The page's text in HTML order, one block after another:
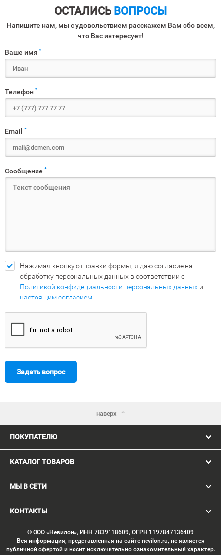
ОСТАЛИСЬ ВОПРОСЫ
Напишите нам, мы с удовольствием расскажем Вам обо всем,
что Вас интересует!
Ваше имя *
Телефон *
Email *
Сообщение *
Нажимая кнопку отправки формы, я даю согласие на
обработку персональных данных в соответствии с
Политикой конфидециальности персональных данных и
настоящим согласием
Задать вопрос
наверх
ПОКУПАТЕЛЮ
КАТАЛОГ ТОВАРОВ
МЫ В СЕТИ
КОНТАКТЫ
© ООО «Невилон», ИНН 7839118609, ОГРН 1197847136409
Вся информация, представленная на сайте nevilon.ru, не является
публичной офертой и носит исключительно ознакомительный характер.